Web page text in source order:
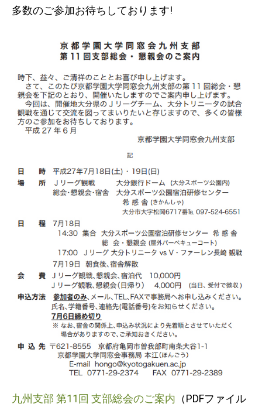
多数のご参加お待ちしております!
九州支部 第11回 支部総会のご案内 （PDFファイル